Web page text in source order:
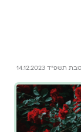
תשפ״ד 14.12.2023